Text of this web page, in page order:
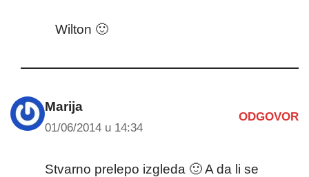
Wilton 🙂
Marija
01/06/2014 u 14:34
ODGOVOR
Stvarno prelepo izgleda 🙂 A da li se